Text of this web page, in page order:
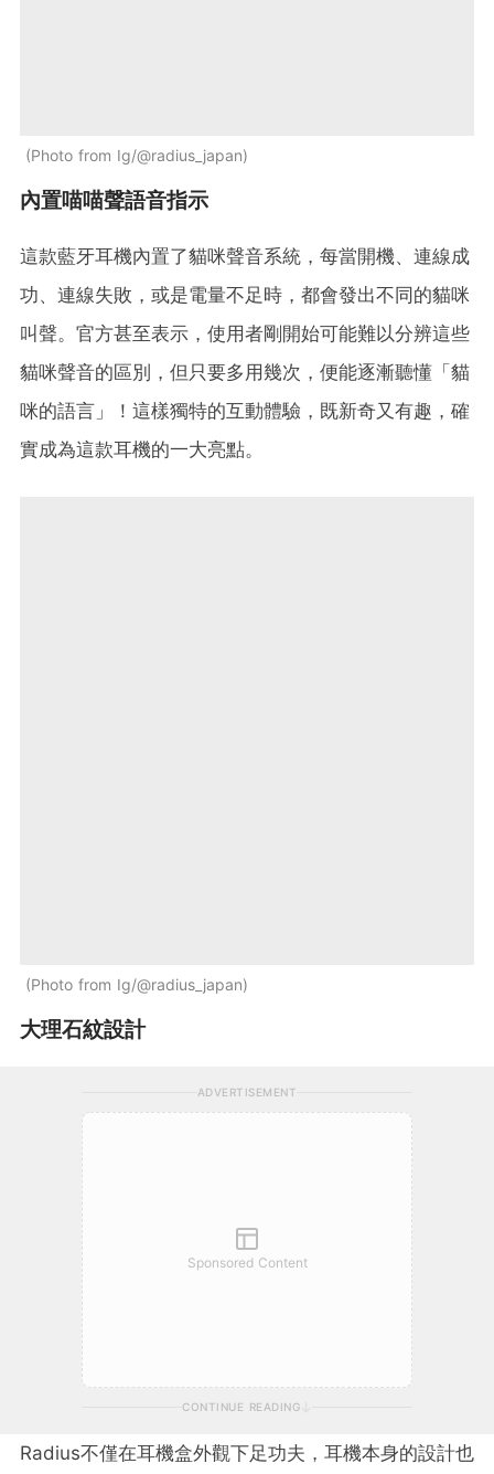
Photo from Ig/@radius_japan
內置喵喵聲語音指示
這款藍牙耳機內置了貓咪聲音系統，每當開機、連線成
功、連線失敗，或是電量不足時，都會發出不同的貓咪
叫聲。官方甚至表示，使用者剛開始可能難以分辨這些
貓咪聲音的區別，但只要多用幾次，便能逐漸聽懂「貓
咪的語言」！這樣獨特的互動體驗，既新奇又有趣，確
實成為這款耳機的一大亮點。
Photo from Ig/@radius_japan
大理石紋設計
ADVERTISEMENT
Sponsored Content
CONTINUE READING
Radius不僅在耳機盒外觀下足功夫，耳機本身的設計也